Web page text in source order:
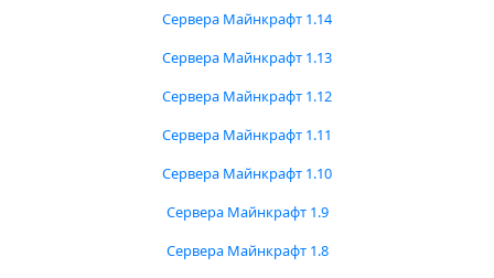
Сервера Майнкрафт 1.14
Сервера Майнкрафт 1.13
Сервера Майнкрафт 1.12
Сервера Майнкрафт 1.11
Сервера Майнкрафт 1.10
Сервера Майнкрафт 1.9
Сервера Майнкрафт 1.8